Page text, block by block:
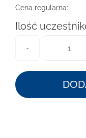
Cena regularna:
Ilość
-